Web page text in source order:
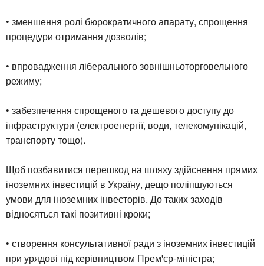
• зменшення ролі бюрократичного апарату, спрощення
процедури отримання дозволів;
• впровадження ліберального зовнішньоторговельного
режиму;
• забезпечення спрощеного та дешевого доступу до
інфраструктури (електроенергії, води, телекомунікацій,
транспорту тощо).
Щоб позбавитися перешкод на шляху здійснення прямих
іноземних інвестицій в Україну, дещо поліпшуються
умови для іноземних інвесторів. До таких заходів
відносяться такі позитивні кроки;
• створення консультативної ради з іноземних інвестицій
при урядові під керівництвом Прем'єр-міністра;